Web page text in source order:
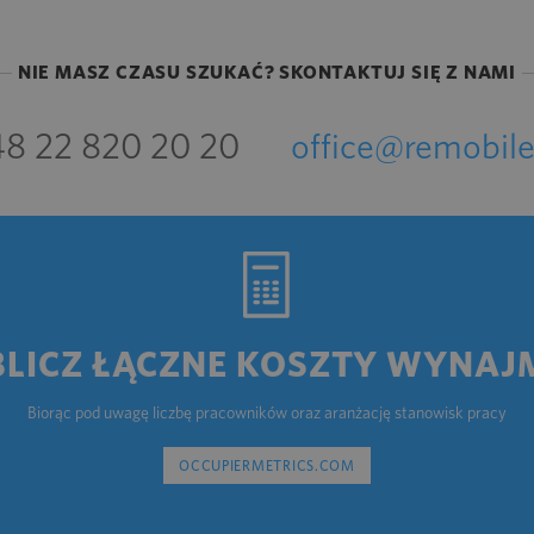
NIE MASZ CZASU SZUKAĆ? SKONTAKTUJ SIĘ Z NAMI
22 820 20 20
ŁĄCZNE KOSZTY
Biorąc pod uwagę liczbę pracowników oraz aranżację stanowisk pracy
OCCUPIERMETRICS.COM